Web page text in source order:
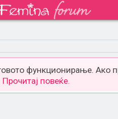
функционирање. Ако
Прочитај повеќе.